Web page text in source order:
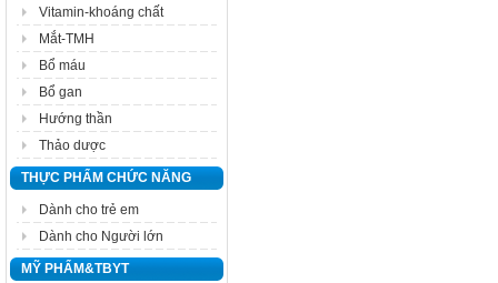
Vitamin-khoáng chất
Mắt-TMH
Bổ máu
Bổ gan
Hướng thần
Thảo dược
THỰC PHẨM CHỨC NĂNG
Dành cho trẻ em
Dành cho Người lớn
MỸ PHẨM&TBYT